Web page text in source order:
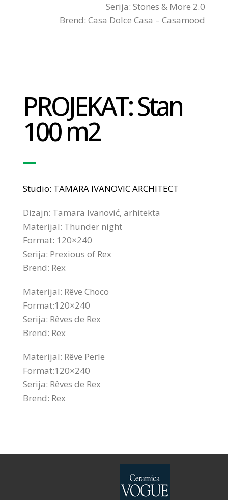
Serija: Stones & More 2.0
Brend: Casa Dolce Casa – Casamood
PROJEKAT: Stan
100 m2
Studio: TAMARA IVANOVIC ARCHITECT
Dizajn: Tamara Ivanović, arhitekta
Materijal: Thunder night
Format: 120×240
Serija: Prexious of Rex
Brend: Rex
Materijal: Rêve Choco
Format:120×240
Serija: Rêves de Rex
Brend: Rex
Materijal: Rêve Perle
Format:120×240
Serija: Rêves de Rex
Brend: Rex